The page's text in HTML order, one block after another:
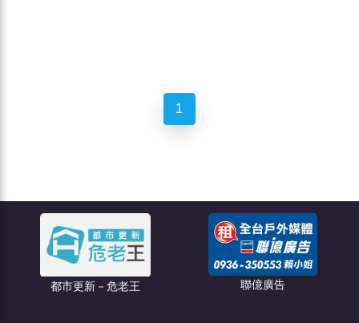
1
都市更新－危老王 聯億廣告